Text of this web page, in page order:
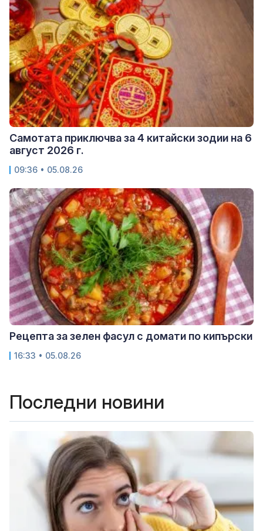
Самотата приключва за 4 китайски зодии на 6
август 2026 г.
09:36 • 05.08.26
Рецепта за зелен фасул с домати по кипърски
16:33 • 05.08.26
Последни новини